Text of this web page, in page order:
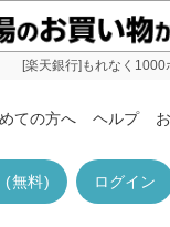
[楽天銀行]もれなく1000
ての方へ ヘルプ
ログイン
(無料)